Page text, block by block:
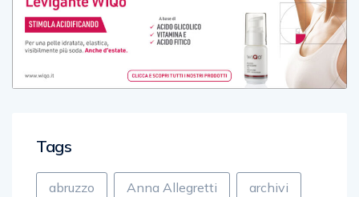
Tags
abruzzo Anna Allegretti archivi